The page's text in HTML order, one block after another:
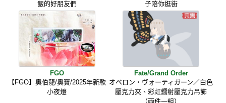
飯的好朋友們 子陪你逛街
FGO
【FGO】奧伯龍/奧寶/2025年新款
小夜燈
Fate/Grand Order
オベロン・ヴォーティガーン／白色
壓克力夾、彩虹鐳射壓克力吊飾
（兩件一組）